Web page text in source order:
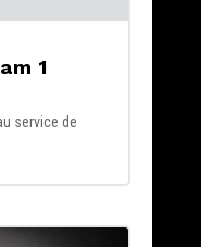
1
service de